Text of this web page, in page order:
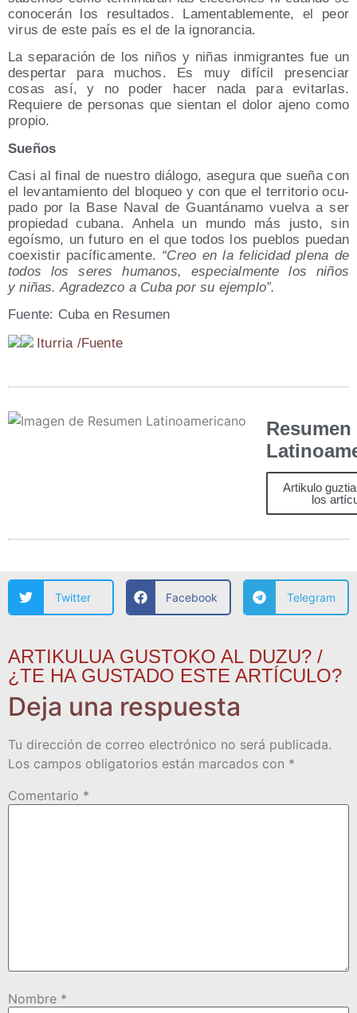
cono­ce­rán los resul­ta­dos. Lamen­ta­ble­men­te, el peor
virus de este país es el de la ignorancia.
La sepa­ra­ción de los niños y niñas inmi­gran­tes fue un
des­per­tar para muchos. Es muy difí­cil pre­sen­ciar
cosas así, y no poder hacer nada para evi­tar­las.
Requie­re de per­so­nas que sien­tan el dolor ajeno como
propio.
Sue­ños
Casi al final de nues­tro diá­lo­go, ase­gu­ra que sue­ña con
el levan­ta­mien­to del blo­queo y con que el terri­to­rio ocu­
pa­do por la Base Naval de Guan­tá­na­mo vuel­va a ser
pro­pie­dad cuba­na. Anhe­la un mun­do más jus­to, sin
egoís­mo, un futu­ro en el que todos los pue­blos pue­dan
coexis­tir pací­fi­ca­men­te. “Creo en la feli­ci­dad ple­na de
todos los seres huma­nos, espe­cial­men­te los niños
y niñas. Agra­dez­co a Cuba por su ejemplo”.
Fuen­te: Cuba en Resumen
Itu­rria /​Fuen­te
Resumen
Artikulo
los
Twitter Facebook Telegram
ARTIKULUA GUSTOKO AL DUZU? /
¿TE HA GUSTADO ESTE ARTÍCULO?
Deja una respuesta
Tu dirección de correo electrónico no será publicada.
Los campos obligatorios están marcados con *
Comentario *
Nombre *